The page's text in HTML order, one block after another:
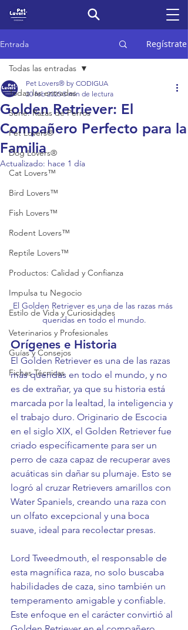
Entrada Regístrate
Todas las entradas
Serie: Razas de Perros
Pet Lovers®
Dog Lovers®
Cat Lovers™
Bird Lovers™
Fish Lovers™
Rodent Lovers™
Reptile Lovers™
Productos: Calidad y Confianza
Impulsa tu Negocio
Estilo de Vida y Curiosidades
Veterinarios y Profesionales
Guías y Consejos
Fichas Técnicas
Todas las entradas
Golden Retriever: El
Compañero Perfecto para la
Familia
Pet Lovers® by CODIGUA
20 feb 2025 5 min de lectura
Actualizado: hace 1 día
El Golden Retriever es una de las razas más
queridas en todo el mundo.
Orígenes e Historia
El Golden Retriever es una de las razas
más queridas en todo el mundo, y no
es de extrañar, ya que su historia está
marcada por la lealtad, la inteligencia y
el trabajo duro. Originario de Escocia
en el siglo XIX, el Golden Retriever fue
criado específicamente para ser un
perro de caza capaz de recuperar aves
acuáticas sin dañar su plumaje. Esto se
logró al cruzar Retrievers amarillos con
Water Spaniels, creando una raza con
un olfato excepcional y una boca
suave, ideal para recolectar presas.
Lord Tweedmouth, el responsable de
esta magnífica raza, no solo buscaba
habilidades de caza, sino también un
temperamento amigable y confiable.
Este enfoque en el carácter convirtió al